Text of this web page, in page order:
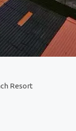
Resort